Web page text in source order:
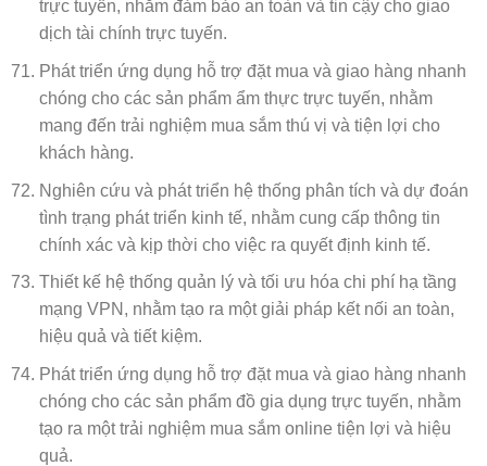
trực tuyến, nhằm đảm bảo an toàn và tin cậy cho giao
dịch tài chính trực tuyến.
Phát triển ứng dụng hỗ trợ đặt mua và giao hàng nhanh
chóng cho các sản phẩm ẩm thực trực tuyến, nhằm
mang đến trải nghiệm mua sắm thú vị và tiện lợi cho
khách hàng.
Nghiên cứu và phát triển hệ thống phân tích và dự đoán
tình trạng phát triển kinh tế, nhằm cung cấp thông tin
chính xác và kịp thời cho việc ra quyết định kinh tế.
Thiết kế hệ thống quản lý và tối ưu hóa chi phí hạ tầng
mạng VPN, nhằm tạo ra một giải pháp kết nối an toàn,
hiệu quả và tiết kiệm.
Phát triển ứng dụng hỗ trợ đặt mua và giao hàng nhanh
chóng cho các sản phẩm đồ gia dụng trực tuyến, nhằm
tạo ra một trải nghiệm mua sắm online tiện lợi và hiệu
quả.